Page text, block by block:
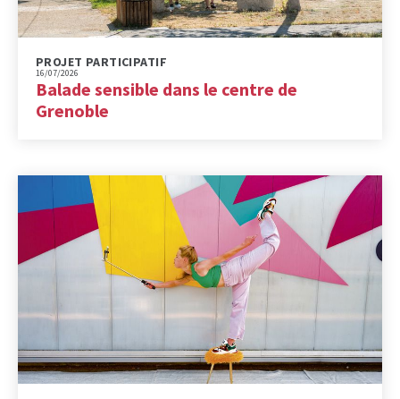
Balade sensible dans le centre de
Grenoble
PROJET PARTICIPATIF
16/07/2026